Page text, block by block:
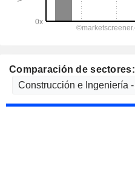
Comparación de sectores: